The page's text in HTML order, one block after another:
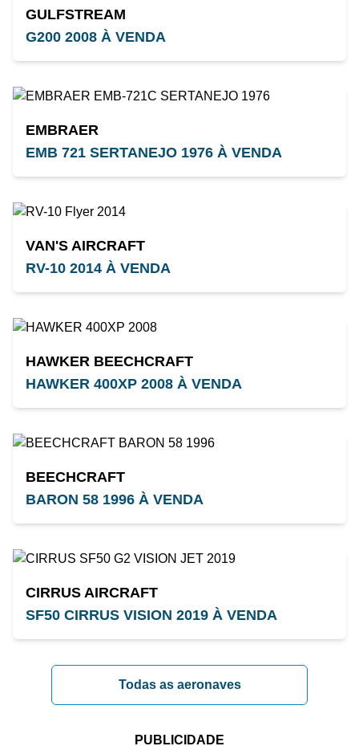
GULFSTREAM
G200 2008 À VENDA
EMBRAER
EMB 721 SERTANEJO 1976 À VENDA
VAN'S AIRCRAFT
RV-10 2014 À VENDA
HAWKER BEECHCRAFT
HAWKER 400XP 2008 À VENDA
BEECHCRAFT
BARON 58 1996 À VENDA
CIRRUS AIRCRAFT
SF50 CIRRUS VISION 2019 À VENDA
Todas as aeronaves
PUBLICIDADE